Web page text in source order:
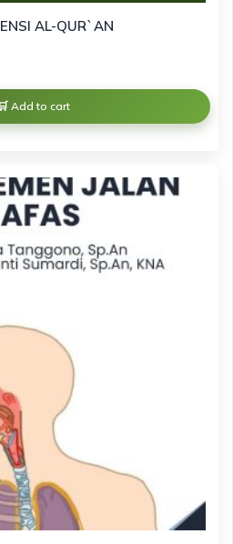
AL-QUR`AN
Add to cart